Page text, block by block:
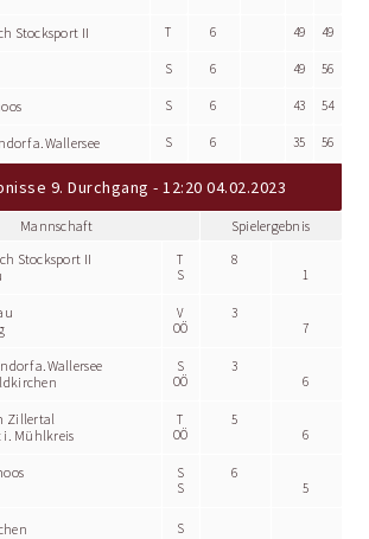
Stocksport II T 6 49 49
S 6 49 56
S 6 43 54
a.Wallersee S 6 35 56
9. Durchgang - 12:20 04.02.2023
Mannschaft Spielergebnis
Stocksport II
T
S
8
1
V
OÖ
3
7
a.Wallersee
S
OÖ
3
6
Zillertal
i. Mühlkreis
T
OÖ
5
6
S
S
6
5
S